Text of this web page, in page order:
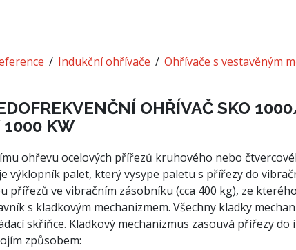
Indukční ohřívače Ohřívače s vestavěným
OHŘÍVAČ SKO
1000 KW
ohřevu ocelových přířezů kruhového nebo
výklopník palet, který vysype paletu s přířezy do
přířezů ve vibračním zásobníku (cca 400 kg), ze
s kladkovým mechanizmem. Všechny kladky
skříňce. Kladkový mechanizmus zasouvá přířezy
způsobem: